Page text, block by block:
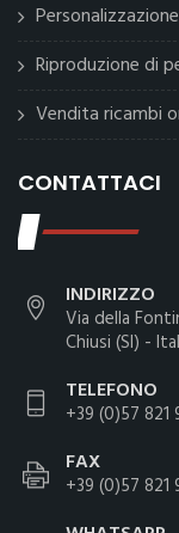
Riproduzione di
Vendita ricambi
CONTATTACI
INDIRIZZO
Via della
Chiusi (SI) -
TELEFONO
+39 (0)57 821
FAX
+39 (0)57 821